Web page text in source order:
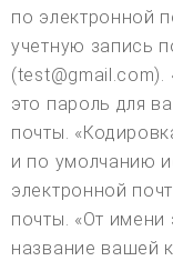
по электронной
учетную запись
это пароль для
почты.
и по умолчанию
электронной
почты. «От имени
название вашей